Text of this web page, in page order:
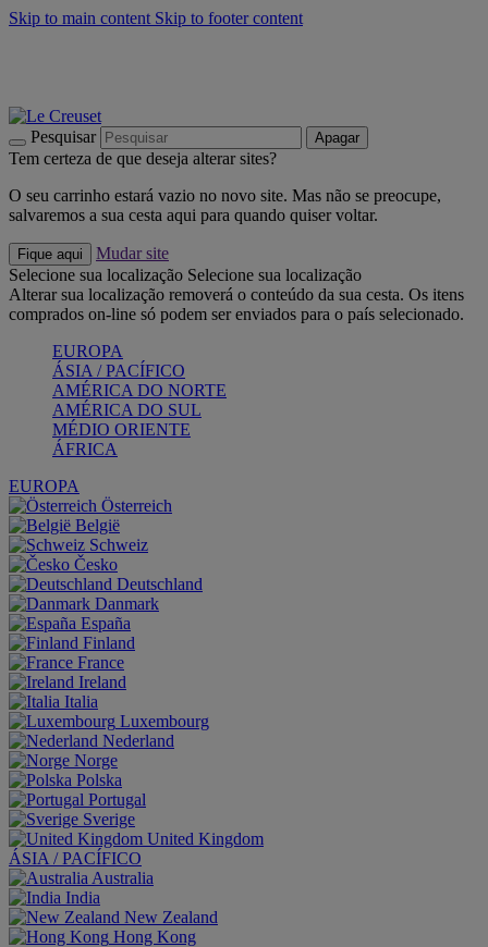
Skip to main content Skip to footer content
Pesquisar Apagar
Tem certeza de que deseja alterar sites?
O seu carrinho estará vazio no novo site. Mas não se preocupe,
salvaremos a sua cesta aqui para quando quiser voltar.
Fique aqui
Mudar site
Selecione sua localização Selecione sua localização
Alterar sua localização removerá o conteúdo da sua cesta. Os itens
comprados on-line só podem ser enviados para o país selecionado.
EUROPA
ÁSIA / PACÍFICO
AMÉRICA DO NORTE
AMÉRICA DO SUL
MÉDIO ORIENTE
ÁFRICA
EUROPA
Österreich
België
Schweiz
Česko
Deutschland
Danmark
España
Finland
France
Ireland
Italia
Luxembourg
Nederland
Norge
Polska
Portugal
Sverige
United Kingdom
ÁSIA / PACÍFICO
Australia
India
New Zealand
Hong Kong